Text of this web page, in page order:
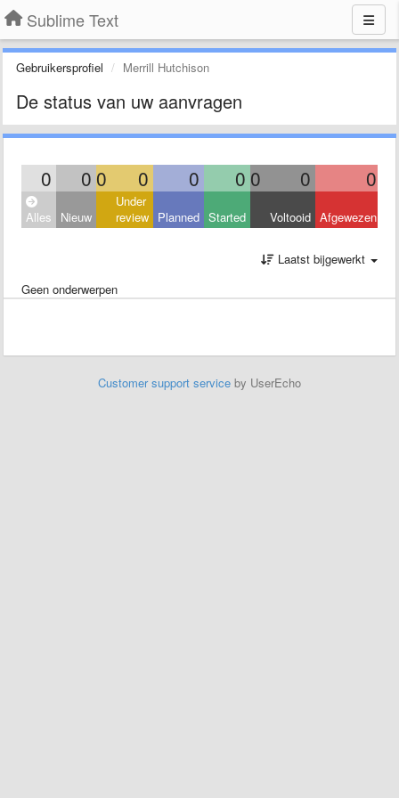
Sublime Text
Gebruikersprofiel Merrill Hutchison
De status van uw aanvragen
0 0 0 0 0 0 0 0 0
Alles Nieuw
Under
review Planned Started Voltooid Afgewezen
Laatst bijgewerkt
Geen onderwerpen
Customer support service by UserEcho